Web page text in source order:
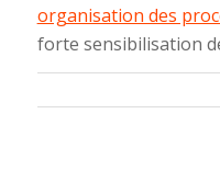
organisation des
forte sensibilisation